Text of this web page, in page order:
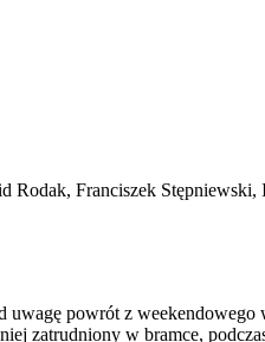
Franciszek Stępniewski,
uwagę powrót z
zatrudniony w bramce,